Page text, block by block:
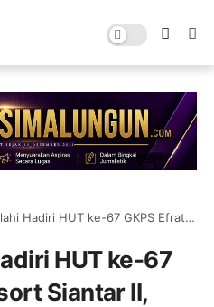
ke-67 GKPS Efrata Resort Siantar II, Kenang Masa Kecil di Gereja
HUT ke-67
Siantar II,